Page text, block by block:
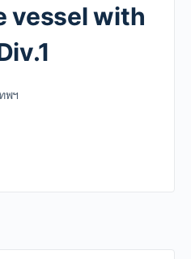
vessel with
พฯ